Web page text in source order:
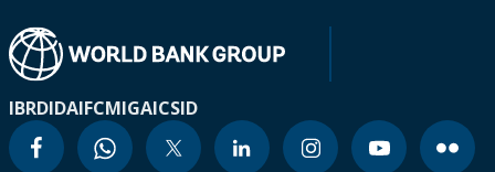
IBRDIDAIFCMIGAICSID